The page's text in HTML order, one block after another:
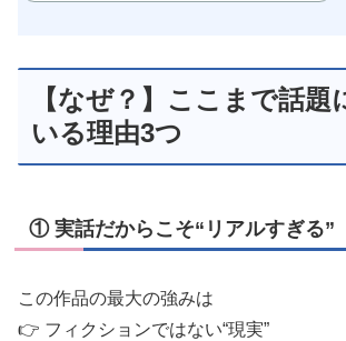
【なぜ？】ここまで話題
いる理由3つ
① 実話だからこそ“リアルすぎる”
この作品の最大の強みは
👉 フィクションではない“現実”